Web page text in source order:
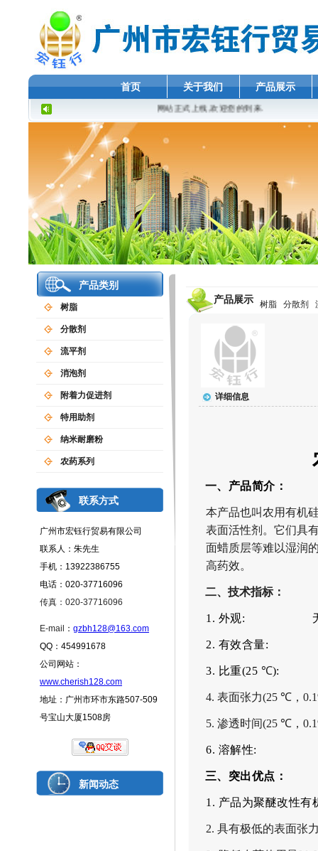
首页 关于我们 产品展示
网站正式上线,欢迎您的到来.
产品类别
树脂
分散剂
流平剂
消泡剂
附着力促进剂
特用助剂
纳米耐磨粉
农药系列
联系方式
广州市宏钰行贸易有限公司
联系人：朱先生
手机：13922386755
电话：020-37716096
传真：020-37716096
E-mail ： gzbh128@163.com
QQ：454991678
公司网站：
www.cherish128.com
地址：广州市环市东路507-509
号宝山大厦1508房
新闻动态
产品展示 树脂 分散剂
详细信息
一、 产品简介：
本产品也叫农用有机
表面活性剂。 它们具
面蜡质层等难以湿润
高药效。
二、 技术指标：
1. 外观:
2. 有效含量:
3. 比重(25 ℃):
4. 表面张力(25 ℃ ，
5. 渗透时间(25 ℃ ，
6. 溶解性:
三、 突出优点：
1. 产品为聚醚改性有
2. 具有极低的表面张